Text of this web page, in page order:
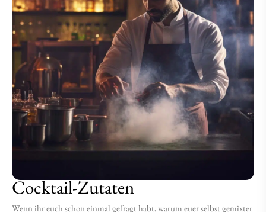
Cocktail-Zutaten
Wenn ihr euch schon einmal gefragt habt, warum euer selbst gemixter